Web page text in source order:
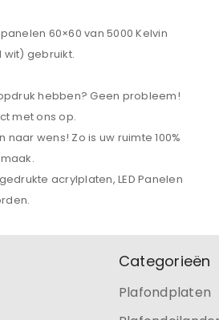
JE
60×60 van 5000 Kelvin
wit) gebruikt.
hebben? Geen probleem!
met ons op.
wens! Zo is uw ruimte 100%
acrylplaten, LED Panelen
Categorieën
Plafondplaten